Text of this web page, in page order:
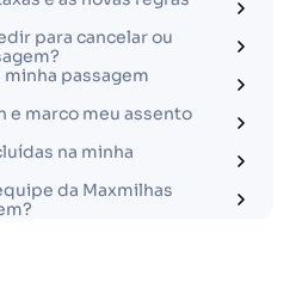
para cancelar ou
passagem
e marco meu assento
na minha
da Maxmilhas